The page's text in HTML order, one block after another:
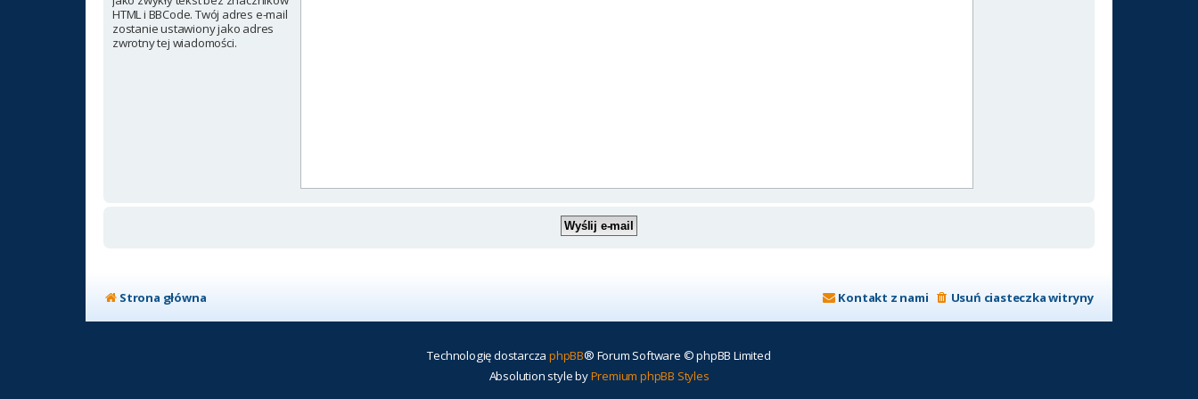
HTML i BBCode. Twój adres e-mail
zostanie ustawiony jako adres
zwrotny tej wiadomości.
Strona główna Usuń ciasteczka witryny
Kontakt z nami
Technologię dostarcza phpBB® Forum Software © phpBB Limited
Absolution style byPremium phpBB Styles